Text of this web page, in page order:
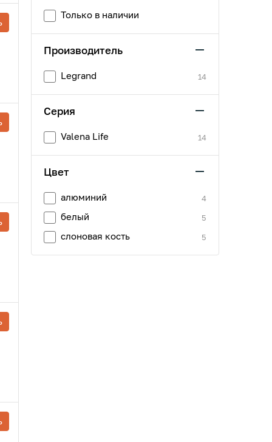
Только в наличии
Производитель
Legrand 14
Серия
Valena Life 14
Цвет
алюминий 4
белый 5
слоновая кость 5